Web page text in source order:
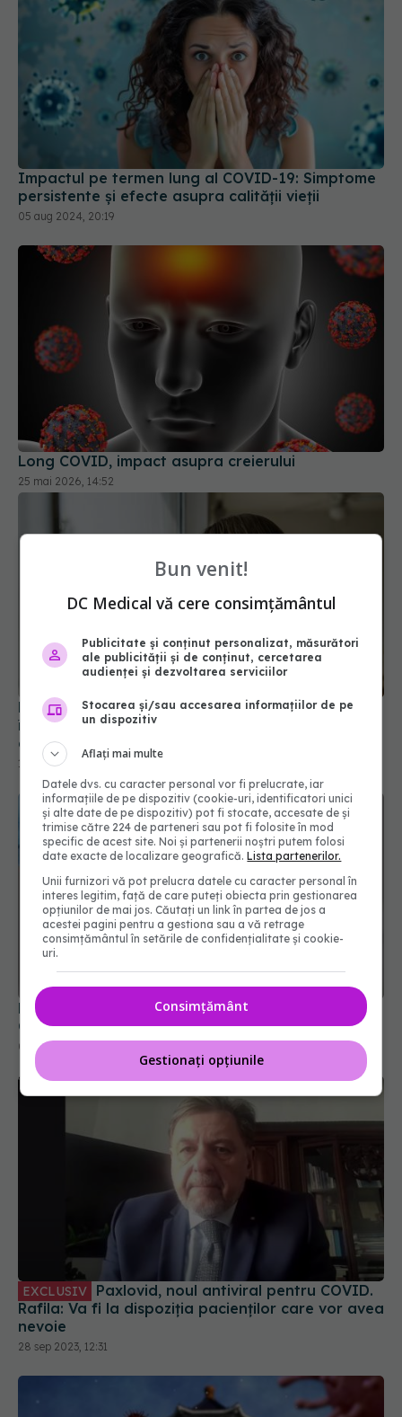
Impactul pe termen lung al COVID-19: Simptome
persistente și efecte asupra calității vieții
Long COVID, impact asupra creierului
25 mai 2026, 14:52
îmbătrânirea creierului. Adolescenții, cei mai
afectați
FDA amână o decizie cheie privind un vaccin anti-
COVID-19
07 apr 2025, 14:45
Rafila: Va fi la dispoziția pacienților care vor avea
28 sep 2023, 12:31
Bun venit!
DC Medical vă cere consimțământul
Publicitate și conținut personalizat, măsurători
ale publicității și de conținut, cercetarea
audienței și dezvoltarea serviciilor
Stocarea și/sau accesarea informațiilor de pe
un dispozitiv
Aflați mai multe
Datele dvs. cu caracter personal vor fi prelucrate, iar
informațiile de pe dispozitiv (cookie-uri, identificatori unici
și alte date de pe dispozitiv) pot fi stocate, accesate de și
trimise către 224 de parteneri sau pot fi folosite în mod
specific de acest site. Noi și partenerii noștri putem folosi
date exacte de localizare geografică.Lista partenerilor.
Unii furnizori vă pot prelucra datele cu caracter personal în
interes legitim, față de care puteți obiecta prin gestionarea
opțiunilor de mai jos. Căutați un link în partea de jos a
acestei pagini pentru a gestiona sau a vă retrage
consimțământul în setările de confidențialitate și cookie-
uri.
Consimțământ
Gestionați opțiunile